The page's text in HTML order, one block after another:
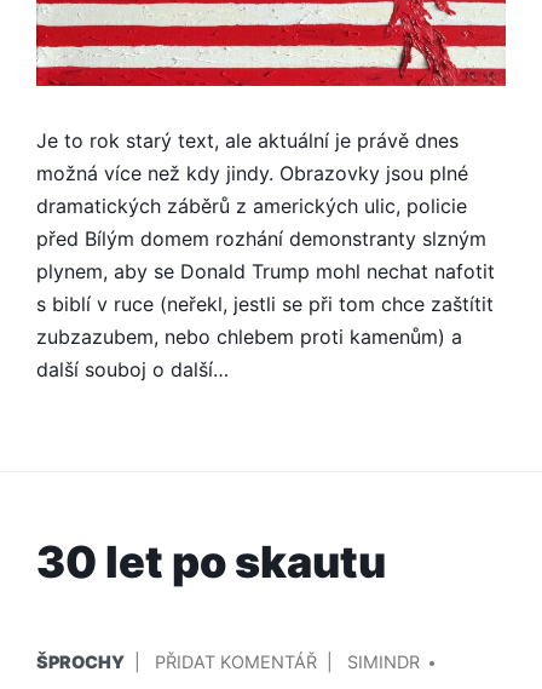
Je to rok starý text, ale aktuální je právě dnes
možná více než kdy jindy. Obrazovky jsou plné
dramatických záběrů z amerických ulic, policie
před Bílým domem rozhání demonstranty slzným
plynem, aby se Donald Trump mohl nechat nafotit
s biblí v ruce (neřekl, jestli se při tom chce zaštítit
zubzazubem, nebo chlebem proti kamenům) a
další souboj o další…
30 let po skautu
V
ŠPROCHY PŘIDAT KOMENTÁŘNA
SIMINDR